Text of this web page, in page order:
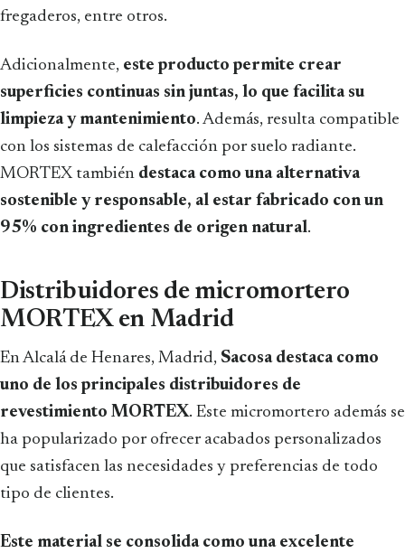
fregaderos, entre otros.
Adicionalmente, este producto permite crear
superficies continuas sin juntas, lo que facilita su
limpieza y mantenimiento. Además, resulta compatible
con los sistemas de calefacción por suelo radiante.
MORTEX también destaca como una alternativa
sostenible y responsable, al estar fabricado con un
95% con ingredientes de origen natural.
Distribuidores de micromortero
MORTEX en Madrid
En Alcalá de Henares, Madrid, Sacosa destaca como
uno de los principales distribuidores de
revestimiento MORTEX. Este micromortero además se
ha popularizado por ofrecer acabados personalizados
que satisfacen las necesidades y preferencias de todo
tipo de clientes.
Este material se consolida como una excelente